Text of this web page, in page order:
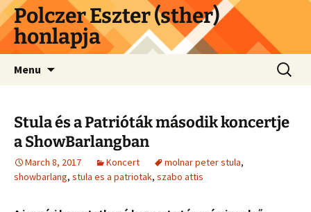
Skip
to
content
Polczer Eszter (sther)
honlapja
Menu
Search
for:
Stula és a Patrióták második koncertje
a ShowBarlangban
March 8, 2017 Koncert molnar peter stula,
showbarlang, stula es a patriotak, szabo attis